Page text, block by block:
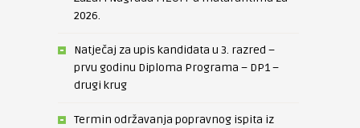
2026.
Natječaj za upis kandidata u 3. razred –
prvu godinu Diploma Programa – DP1 –
drugi krug
Termin održavanja popravnog ispita iz